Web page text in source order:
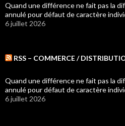
Quand une différence ne fait pas la
annulé pour défaut de caractère
6 juillet 2026
RSS – COMMERCE /
Quand une différence ne fait pas la
annulé pour défaut de caractère
6 juillet 2026